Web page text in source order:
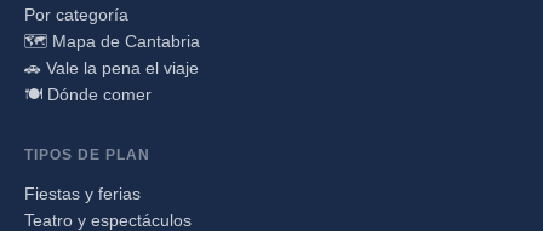
Por categoría
🗺️ Mapa de Cantabria
🚗 Vale la pena el viaje
🍽️ Dónde comer
TIPOS DE PLAN
Fiestas y ferias
Teatro y espectáculos